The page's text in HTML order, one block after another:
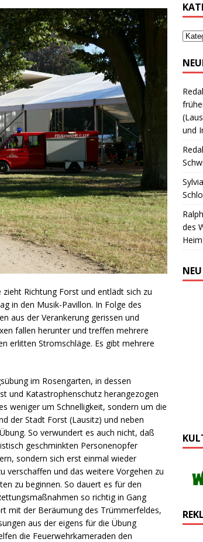
Richtung Forst und entlädt sich zu
in den Musik-Pavillon. In Folge des
aus der Verankerung gerissen und
fallen herunter und treffen mehrere
erlitten Stromschläge. Es gibt mehrere
im Rosengarten, in dessen
und Katastrophenschutz herangezogen
weniger um Schnelligkeit, sondern um die
der Stadt Forst (Lausitz) und neben
So verwundert es auch nicht, daß
geschminkten Personenopfer
sondern sich erst einmal wieder
verschaffen und das weitere Vorgehen zu
zu beginnen. So dauert es für den
so richtig in Gang
mit der Beräumung des Trümmerfeldes,
aus der eigens für die Übung
die Feuerwehrkameraden den
und
Sylvia
des